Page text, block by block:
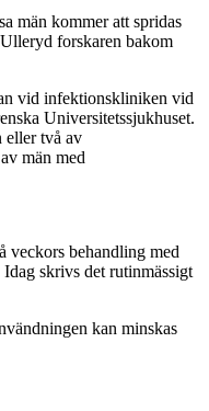
män kommer att spridas
forskaren bakom
vid infektionskliniken vid
Universitetssjukhuset.
eller två av
män med
veckors behandling med
skrivs det rutinmässigt
kan minskas